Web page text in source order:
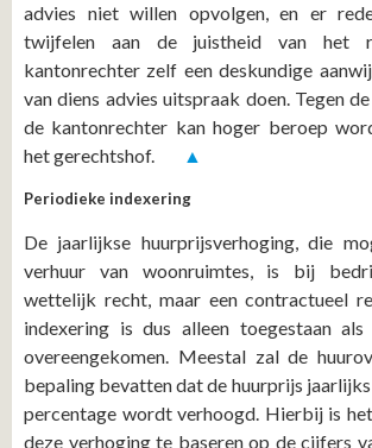
advies niet willen opvolgen, en er
twijfelen aan de juistheid van het
kantonrechter zelf een deskundige
van diens advies uitspraak doen. Tegen
de kantonrechter kan hoger beroep
het gerechtshof.
▲
Periodieke indexering
De jaarlijkse huurprijsverhoging, die
verhuur van woonruimtes, is bij
wettelijk recht, maar een contractueel
indexering is dus alleen toegestaan
overeengekomen. Meestal zal de
bepaling bevatten dat de huurprijs
percentage wordt verhoogd. Hierbij is
deze verhoging te baseren op de cijfers